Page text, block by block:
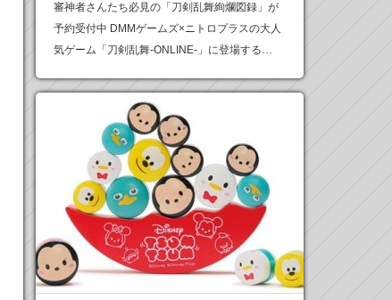
審神者さんたち必見の「刀剣乱舞絢爛図録」が
予約受付中 DMMゲームズ×ニトロプラスの大人
気ゲーム「刀剣乱舞-ONLINE-」に登場する…